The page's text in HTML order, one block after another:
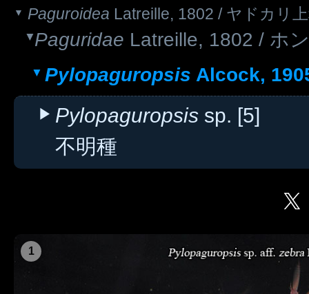
Paguroidea Latreille, 1802 / ヤドカリ
Paguridae Latreille, 1802 / ホ
Pylopaguropsis Alcock,
Pylopaguropsis sp. [5]
不明種
1